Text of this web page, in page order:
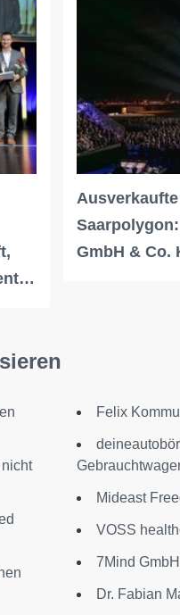
GmbH & Co.
Felix
Mideast
VOSS
7Mind GmbH
Dr. Fabian